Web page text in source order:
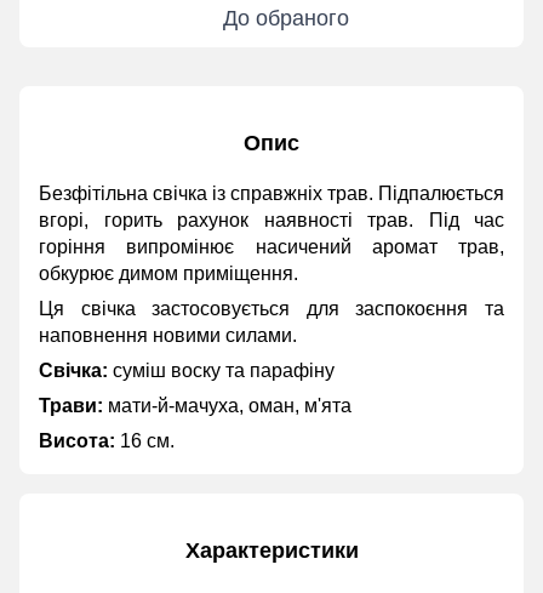
До обраного
Опис
Безфітільна свічка із справжніх трав. Підпалюється
вгорі, горить рахунок наявності трав. Під час
горіння випромінює насичений аромат трав,
обкурює димом приміщення.
Ця свічка застосовується для заспокоєння та
наповнення новими силами.
Свічка: суміш воску та парафіну
Трави: мати-й-мачуха, оман, м'ята
Висота: 16 см.
Характеристики